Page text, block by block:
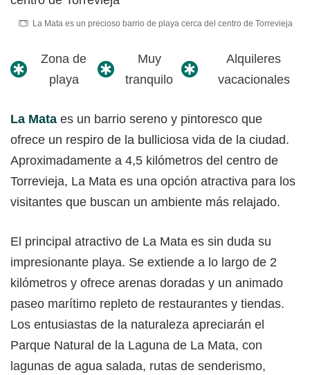
La Mata es un precioso barrio de playa cerca del centro de Torrevieja
Zona de
playa
Muy
tranquilo
Alquileres
vacacionales
La Mata es un barrio sereno y pintoresco que
ofrece un respiro de la bulliciosa vida de la ciudad.
Aproximadamente a 4,5 kilómetros del centro de
Torrevieja, La Mata es una opción atractiva para los
visitantes que buscan un ambiente más relajado.
El principal atractivo de La Mata es sin duda su
impresionante playa. Se extiende a lo largo de 2
kilómetros y ofrece arenas doradas y un animado
paseo marítimo repleto de restaurantes y tiendas.
Los entusiastas de la naturaleza apreciarán el
Parque Natural de la Laguna de La Mata, con
lagunas de agua salada, rutas de senderismo,